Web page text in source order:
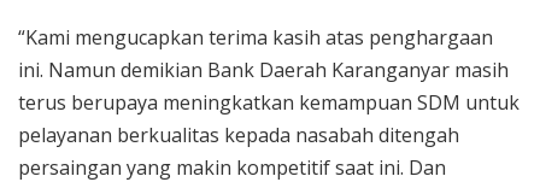
“Kami mengucapkan terima kasih atas penghargaan
ini. Namun demikian Bank Daerah Karanganyar masih
terus berupaya meningkatkan kemampuan SDM untuk
pelayanan berkualitas kepada nasabah ditengah
persaingan yang makin kompetitif saat ini. Dan